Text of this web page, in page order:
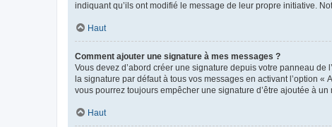
indiquant qu’ils ont modifié le message de leur propre initiative.
Haut
Comment ajouter une signature à mes messages ?
Vous devez d’abord créer une signature depuis votre panneau
la signature par défaut à tous vos messages en activant l’option
vous pourrez toujours empêcher une signature d’être ajoutée à
Haut